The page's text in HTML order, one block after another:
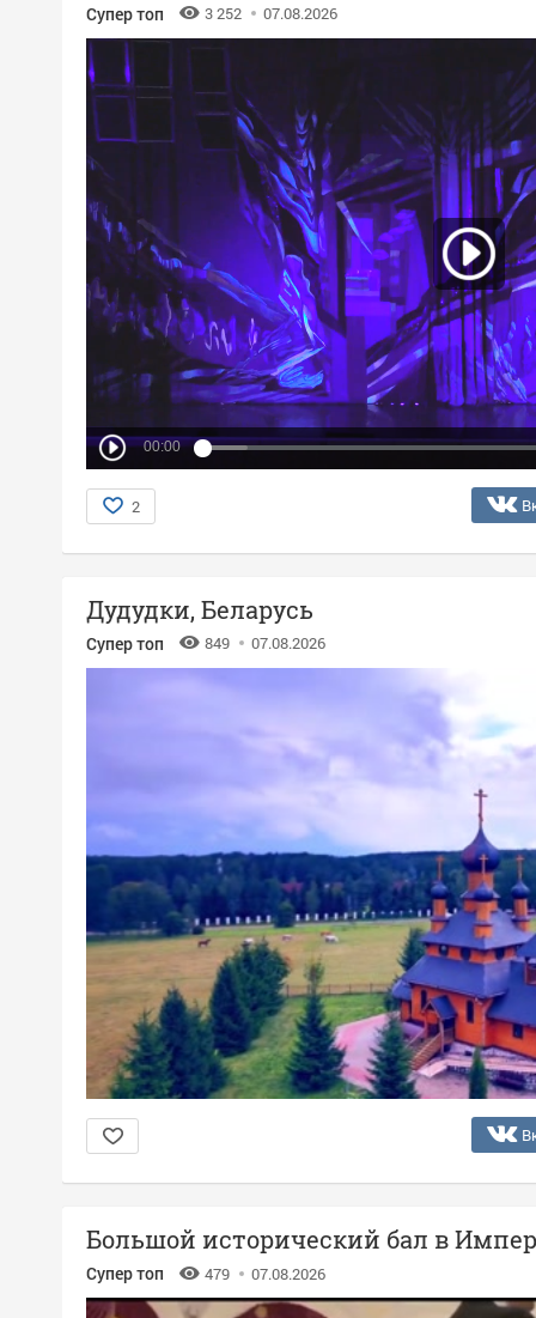
Супер топ 3 252 07.08.2026
00:00
2
Дудудки, Беларусь
Супер топ 849 07.08.2026
Большой исторический бал в
Супер топ 479 07.08.2026